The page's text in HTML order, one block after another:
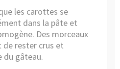
les carottes se
dans la pâte et
Des morceaux
rester crus et
du gâteau.